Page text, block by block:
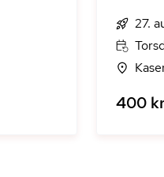
27.
400